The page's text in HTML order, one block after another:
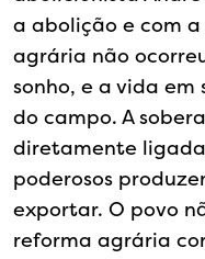
a abolição e com
agrária não
sonho, e a vida
do campo. A
diretamente
poderosos
exportar. O povo
reforma agrária